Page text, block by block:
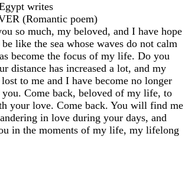
writes
(Romantic poem)
so much, my beloved, and I have hope
like the sea whose waves do not calm
become the focus of my life. Do you
distance has increased a lot, and my
to me and I have become no longer
Come back, beloved of my life, to
your love. Come back. You will find me
in love during your days, and
in the moments of my life, my lifelong